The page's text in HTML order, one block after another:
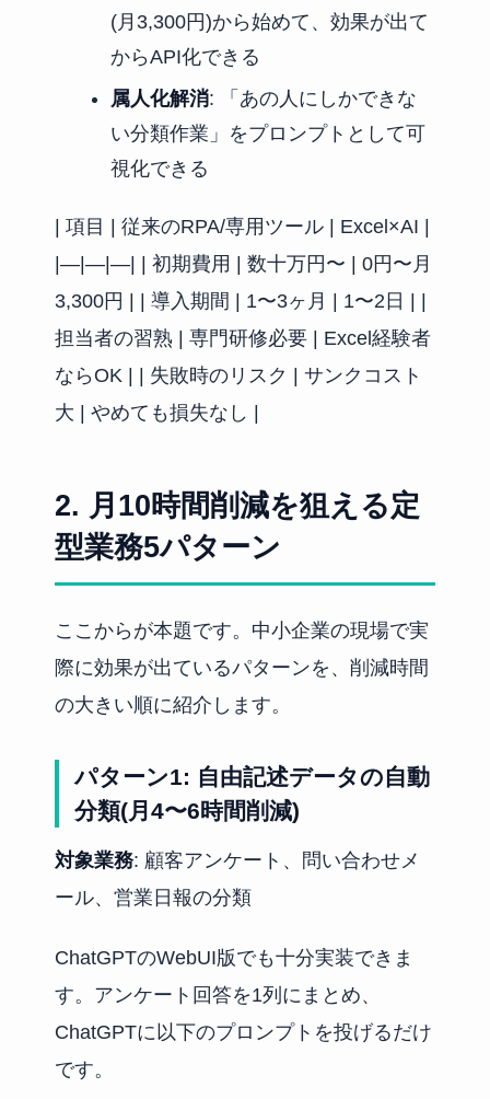
(月3,300円)から始めて、効果が出て
からAPI化できる
属人化解消: 「あの人にしかできな
い分類作業」をプロンプトとして可
視化できる
| 項目 | 従来のRPA/専用ツール | Excel×AI |
|—|—|—| | 初期費用 | 数十万円〜 | 0円〜月
3,300円 | | 導入期間 | 1〜3ヶ月 | 1〜2日 | |
担当者の習熟 | 専門研修必要 | Excel経験者
ならOK | | 失敗時のリスク | サンクコスト
大 | やめても損失なし |
2. 月10時間削減を狙える定
型業務5パターン
ここからが本題です。中小企業の現場で実
際に効果が出ているパターンを、削減時間
の大きい順に紹介します。
パターン1: 自由記述データの自動
分類(月4〜6時間削減)
対象業務: 顧客アンケート、問い合わせメ
ール、営業日報の分類
ChatGPTのWebUI版でも十分実装できま
す。アンケート回答を1列にまとめ、
ChatGPTに以下のプロンプトを投げるだけ
です。